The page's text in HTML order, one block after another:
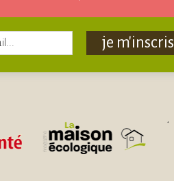
je m'inscris